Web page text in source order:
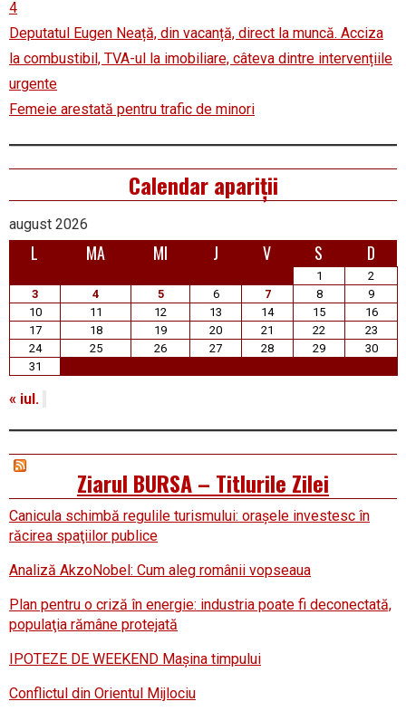
4
Deputatul Eugen Neață, din vacanță, direct la muncă. Acciza
la combustibil, TVA-ul la imobiliare, câteva dintre intervențiile
urgente
Femeie arestată pentru trafic de minori
Calendar apariții
august 2026
L MA MI J V S D
1
2
3
4 5 6 7 8
9
10
11 12 13 14 15
16
17
18 19 20 21 22
23
24
25 26 27 28 29
30
31
« iul.
Ziarul BURSA – Titlurile Zilei
Canicula schimbă regulile turismului: oraşele investesc în
răcirea spaţiilor publice
Analiză AkzoNobel: Cum aleg românii vopseaua
Plan pentru o criză în energie: industria poate fi deconectată,
populaţia rămâne protejată
IPOTEZE DE WEEKEND Maşina timpului
Conflictul din Orientul Mijlociu